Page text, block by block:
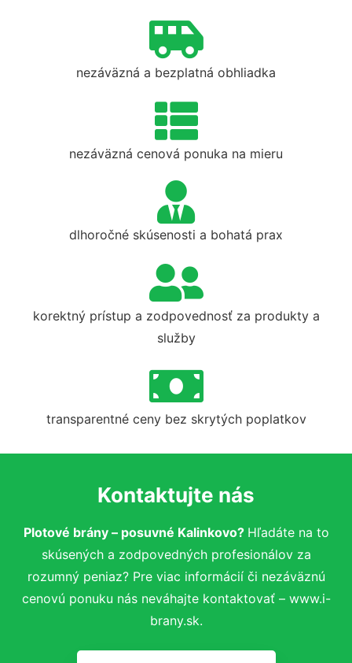
nezáväzná a bezplatná obhliadka
nezáväzná cenová ponuka na mieru
dlhoročné skúsenosti a bohatá prax
korektný prístup a zodpovednosť za produkty a
služby
transparentné ceny bez skrytých poplatkov
Kontaktujte nás
Plotové brány – posuvné Kalinkovo? Hľadáte na to
skúsených a zodpovedných profesionálov za
rozumný peniaz? Pre viac informácií či nezáväznú
cenovú ponuku nás neváhajte kontaktovať – www.i-
brany.sk.